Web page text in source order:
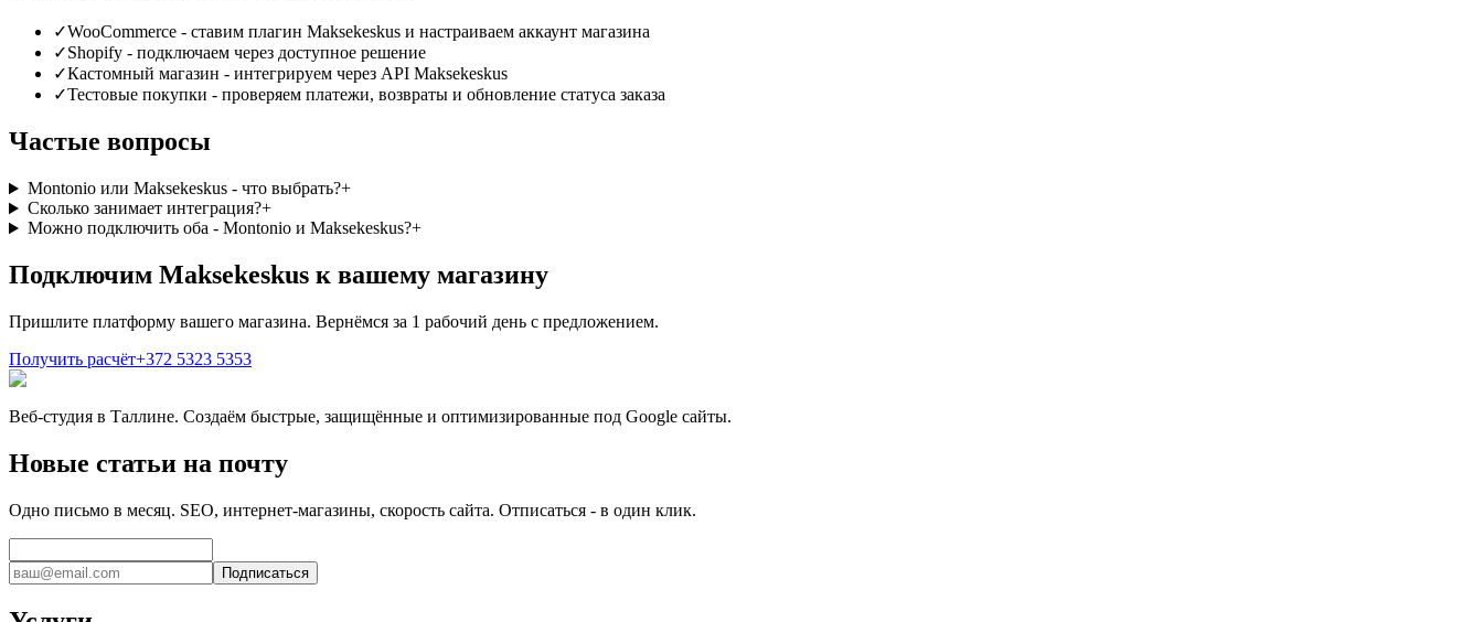
✓WooCommerce - ставим плагин Maksekeskus и настраиваем аккаунт магазина
✓Shopify - подключаем через доступное решение
✓Кастомный магазин - интегрируем через API Maksekeskus
✓Тестовые покупки - проверяем платежи, возвраты и обновление статуса заказа
Частые вопросы
Montonio или Maksekeskus - что выбрать?+
Сколько занимает интеграция?+
Можно подключить оба - Montonio и Maksekeskus?+
Подключим Maksekeskus к вашему магазину
Пришлите платформу вашего магазина. Вернёмся за 1 рабочий день с предложением.
Получить расчёт+372 5323 5353
Веб-студия в Таллине. Создаём быстрые, защищённые и оптимизированные под Google сайты.
Новые статьи на почту
Одно письмо в месяц. SEO, интернет-магазины, скорость сайта. Отписаться - в один клик.
Подписаться